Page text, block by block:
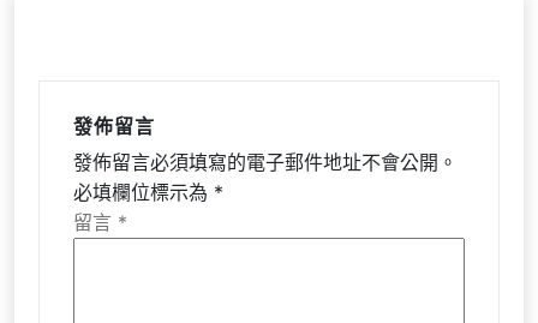
發佈留言
發佈留言必須填寫的電子郵件地址不會公開。
必填欄位標示為 *
留言 *